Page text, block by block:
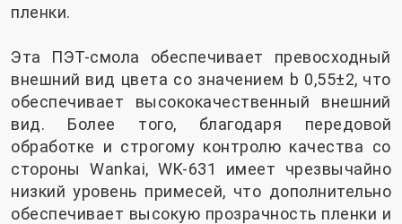
пленки.
Эта ПЭТ-смола обеспечивает превосходный
внешний вид цвета со значением b 0,55±2, что
обеспечивает высококачественный внешний
вид. Более того, благодаря передовой
обработке и строгому контролю качества со
стороны Wankai, WK-631 имеет чрезвычайно
низкий уровень примесей, что дополнительно
обеспечивает высокую прозрачность пленки и